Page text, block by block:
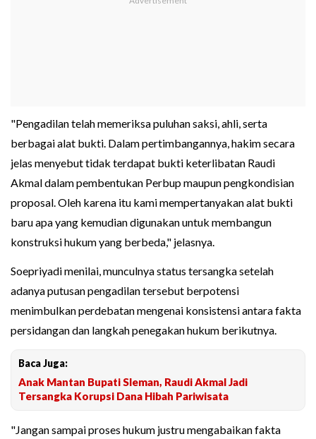
"Pengadilan telah memeriksa puluhan saksi, ahli, serta
berbagai alat bukti. Dalam pertimbangannya, hakim secara
jelas menyebut tidak terdapat bukti keterlibatan Raudi
Akmal dalam pembentukan Perbup maupun pengkondisian
proposal. Oleh karena itu kami mempertanyakan alat bukti
baru apa yang kemudian digunakan untuk membangun
konstruksi hukum yang berbeda," jelasnya.
Soepriyadi menilai, munculnya status tersangka setelah
adanya putusan pengadilan tersebut berpotensi
menimbulkan perdebatan mengenai konsistensi antara fakta
persidangan dan langkah penegakan hukum berikutnya.
Baca Juga:
Anak Mantan Bupati Sleman, Raudi Akmal Jadi
Tersangka Korupsi Dana Hibah Pariwisata
"Jangan sampai proses hukum justru mengabaikan fakta